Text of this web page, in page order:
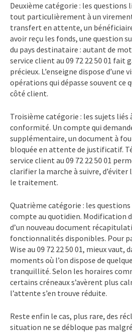
Deuxième catégorie : les questions
tout particulièrement à un
transfert en attente, un
avoir reçu les fonds, une question
du pays destinataire : autant de
service client au 09 72 22 50 01 fait
précieux. L’enseigne dispose
opérations qui dépasse souvent ce
côté client.
Troisième catégorie : les sujets
conformité. Un compte qui
supplémentaire, un document à
bloquée en attente de justificatif.
service client au 09 72 22 50 01
clarifier la marche à suivre, d’éviter
le traitement.
Quatrième catégorie : les
compte au quotidien. Modification
d’un nouveau document
fonctionnalités disponibles. Pour
Wise au 09 72 22 50 01, mieux vaut,
moments où l’on dispose de
tranquillité. Selon les horaires
certains créneaux s’avèrent plus
l’attente s’en trouve réduite.
Reste enfin le cas, plus rare, des
situation ne se débloque pas